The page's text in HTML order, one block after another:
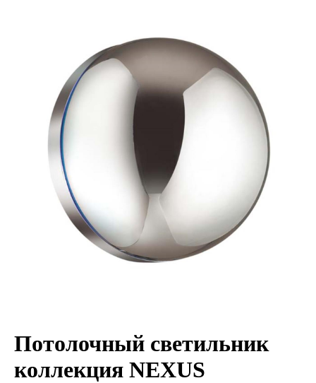
ТОРШЕРЫ И ЛАМПЫ
LED PREMIUM
Потолочный светильник
коллекция NEXUS